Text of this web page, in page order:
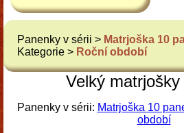
Panenky v sérii > Matrjoška 10
Kategorie > Roční období
Velký
Panenky v sérii: Matrjoška 10
období